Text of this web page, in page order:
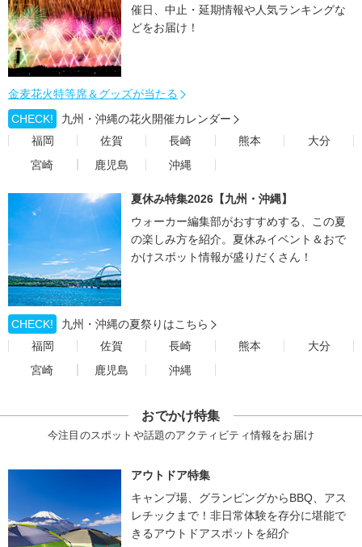
催日、中止・延期情報や人気ランキングな
どをお届け！
金麦花火特等席＆グッズが当たる
CHECK!
九州・沖縄の花火開催カレンダー
福岡
佐賀 長崎 熊本
大分
宮崎
鹿児島 沖縄
夏休み特集2026【九州・沖縄】
ウォーカー編集部がおすすめする、この夏
の楽しみ方を紹介。夏休みイベント＆おで
かけスポット情報が盛りだくさん！
CHECK!
九州・沖縄の夏祭りはこちら
福岡
佐賀 長崎 熊本
大分
宮崎
鹿児島 沖縄
おでかけ特集
今注目のスポットや話題のアクティビティ情報をお届け
アウトドア特集
キャンプ場、グランピングからBBQ、アス
レチックまで！非日常体験を存分に堪能で
きるアウトドアスポットを紹介